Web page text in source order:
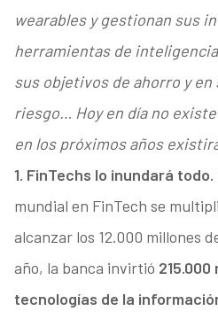
wearables y gestionan sus
herramientas de
sus objetivos de ahorro y
riesgo… Hoy en día no
en los próximos años
1. FinTechs lo inundará todo.
mundial en FinTech se
alcanzar los 12.000 millones
año, la banca invirtió
tecnologías de la